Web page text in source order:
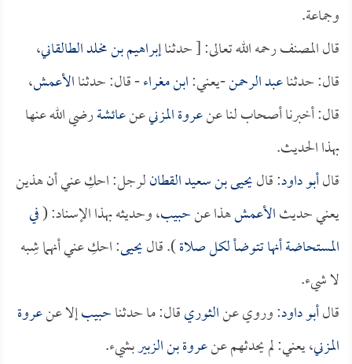
وجماعة.
قال المصنف رحمه الله تعالى: [ حدثناإبراهيم بن مخلد الطالقاني،
قال: حدثناعبد الرحمن-يعني:ابن مغراء- قال: حدثناالأعمش،
قال: أخبرنا أصحاب لنا عنعروة المزنيعنعائشةرضي الله عنها
بهذا الحديث.
قالأبو داود: قاليحيى بن سعيد القطانلرجل: احكِ عني أن هذين
يعني حديثالأعمشهذا عنحبيب، وحديثه بهذا الإسناد: (في
المستحاضة أنها تتوضأ لكل صلاة). قاليحيى: احكِ عني أنهما شِبه
لا شيء.
قالأبو داود: وروي عنالثوريقال: ما حدثناحبيبإلا عنعروة
المزني، يعني: لم يحدثهم عنعروة بن الزبيربشيء.